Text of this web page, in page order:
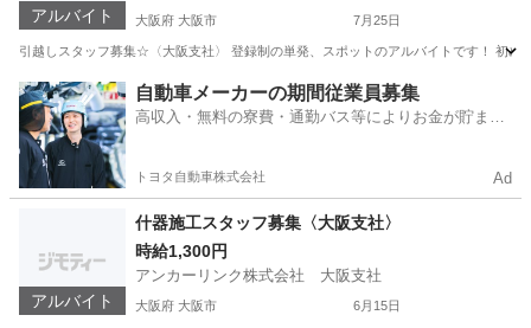
アルバイト 大阪府 大阪市 7月25日
引越しスタッフ募集☆〈大阪支社〉 登録制の単発、スポットのアルバイトです！ 初
大阪 大阪市 引越し スタッフ
自動車メーカーの期間従業員募集
高収入・無料の寮費・通勤バス等によりお金が貯まり
トヨタ自動車株式会社 Ad
アルバイト
什器施工スタッフ募集〈大阪支社〉
時給1,300円
アンカーリンク株式会社 大阪支社
大阪府 大阪市 6月15日